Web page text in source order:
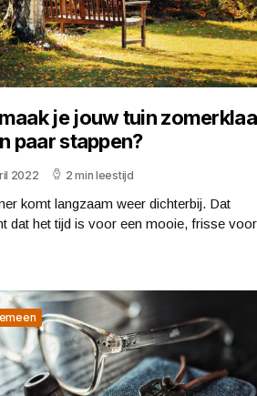
je jouw tuin
paar stappen?
2022 2 min leestijd
komt langzaam weer dichterbij. Dat
dat het tijd is voor een mooie, frisse